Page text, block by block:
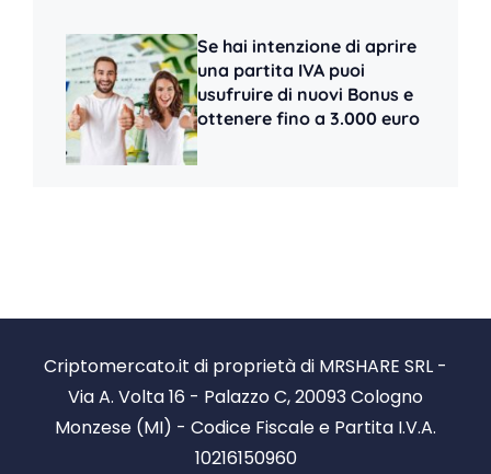
Se hai intenzione di aprire
una partita IVA puoi
usufruire di nuovi Bonus e
ottenere fino a 3.000 euro
Criptomercato.it di proprietà di MRSHARE SRL -
Via A. Volta 16 - Palazzo C, 20093 Cologno
Monzese (MI) - Codice Fiscale e Partita I.V.A.
10216150960